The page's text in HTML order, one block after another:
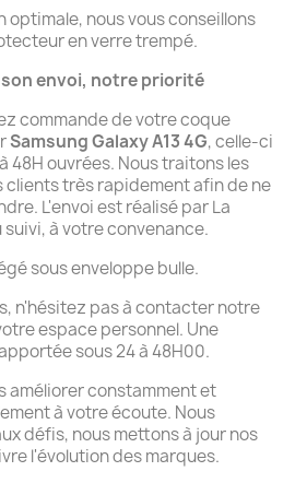
optimale, nous vous conseillons
en verre trempé.
envoi, notre priorité
commande de votre coque
Samsung Galaxy A13 4G, celle-ci
48H ouvrées. Nous traitons les
clients très rapidement afin de ne
L'envoi est réalisé par La
suivi, à votre convenance.
sous enveloppe bulle.
n'hésitez pas à contacter notre
espace personnel. Une
sous 24 à 48H00.
améliorer constamment et
à votre écoute. Nous
défis, nous mettons à jour nos
l'évolution des marques.